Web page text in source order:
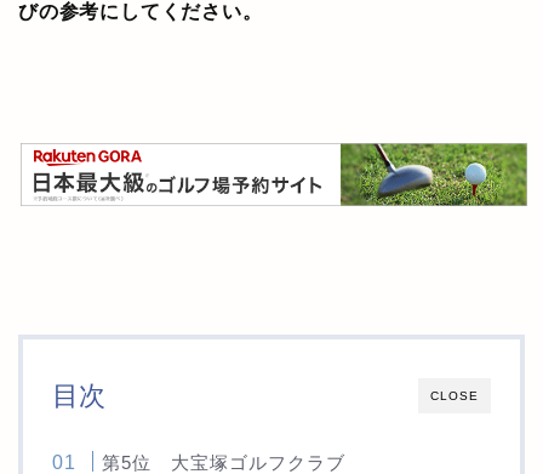
びの参考にしてください。
CLOSE
目次
第5位 大宝塚ゴルフクラブ